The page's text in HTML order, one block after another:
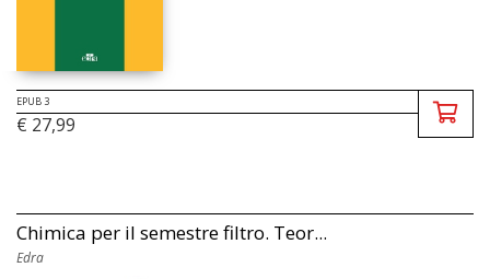
EPUB 3
€ 27,99
Chimica per il semestre filtro. Teor...
Edra